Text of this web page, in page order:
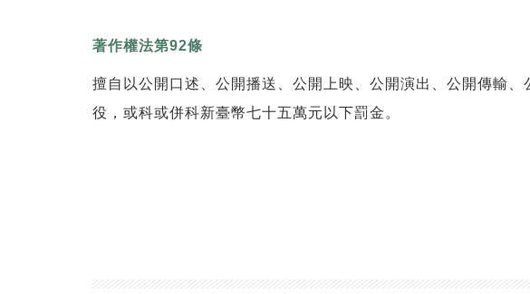
著作權法第92條
擅自以公開口述、公開播送、公開上映、公開演出、公開傳輸
役，或科或併科新臺幣七十五萬元以下罰金。